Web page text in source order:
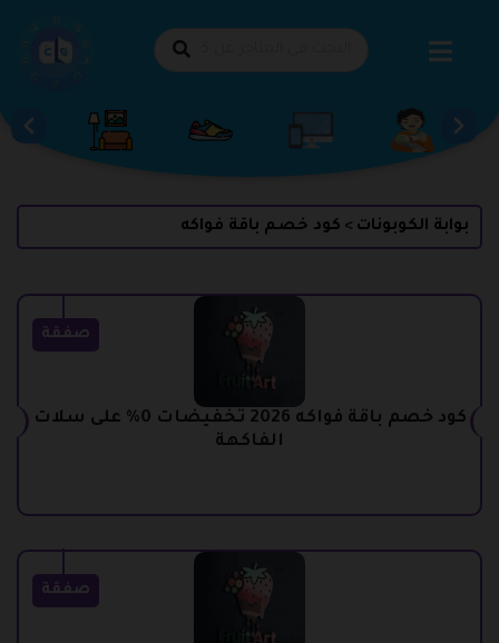
بوابة الكوبونات > كود خصم باقة فواكه
صفقة
كود خصم باقة فواكه 2026 تخفيضات 0% على سلات
الفاكهة
صفقة